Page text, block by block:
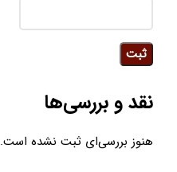
نقد و بررسی‌ها
هنوز بررسی‌ای ثبت نشده است.